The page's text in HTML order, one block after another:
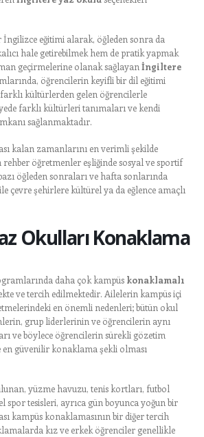
İngilizce eğitimi alarak, öğleden sonra da
hale getirebilmek hem de pratik yapmak
geçirmelerine olanak sağlayanİngiltere
öğrencilerin keyifli bir dil eğitimi
farklı kültürlerden gelen öğrencilerle
farklı kültürleri tanımaları ve kendi
sağlanmaktadır.
kalan zamanlarını en verimli şekilde
rehber öğretmenler eşliğinde sosyal ve sportif
öğleden sonraları ve hafta sonlarında
çevre şehirlere kültürel ya da eğlence amaçlı
Okulları Konaklama
daha çok kampüs konaklamalı
ve tercih edilmektedir. Ailelerin kampüs içi
en önemli nedenleri; bütün okul
grup liderlerinin ve öğrencilerin aynı
ve böylece öğrencilerin sürekli gözetim
en güvenilir konaklama şekli olması
yüzme havuzu, tenis kortları, futbol
spor tesisleri, ayrıca gün boyunca yoğun bir
kampüs konaklamasının bir diğer tercih
kız ve erkek öğrenciler genellikle